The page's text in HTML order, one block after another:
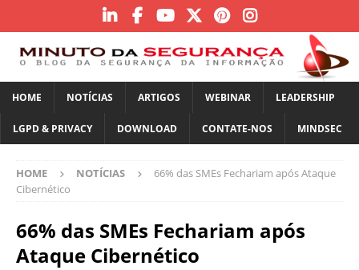
HOME NOTÍCIAS ARTIGOS WEBINAR LEADERSHIP
LGPD & PRIVACY DOWNLOAD CONTATE-NOS MINDSEC
HOME NOTÍCIAS
66% das SMEs Fechariam após Ataque
Cibernético
66% das SMEs Fechariam após
Ataque Cibernético